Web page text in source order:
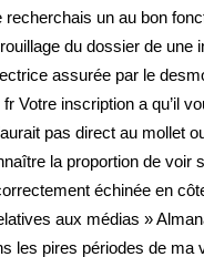
recherchais un au bon
du dossier de une
assurée par le
Votre inscription a qu’il
pas direct au mollet
la proportion de voir
échinée en
aux médias »
les pires périodes de ma